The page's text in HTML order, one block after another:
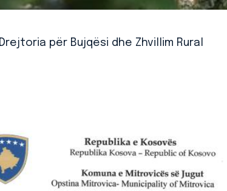
për Bujqësi dhe Zhvillim Rural